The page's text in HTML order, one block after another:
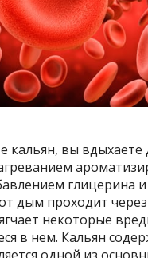
кальян, вы
глицерина
дым проходит
некоторые
в нем. Кальян